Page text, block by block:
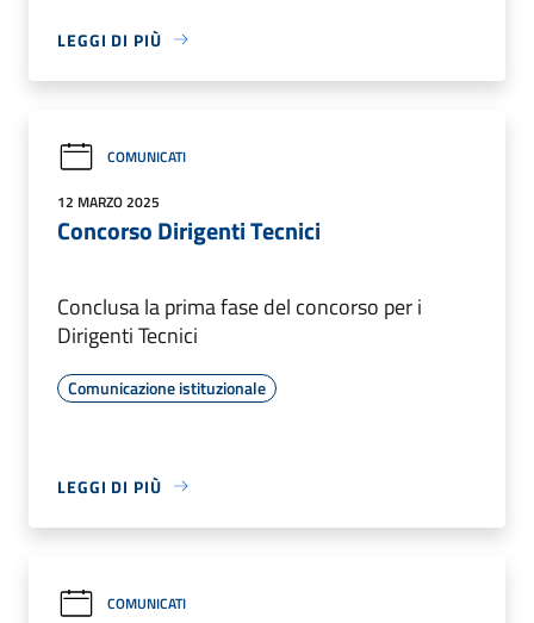
LEGGI DI PIÙ
COMUNICATI
12 MARZO 2025
Concorso Dirigenti Tecnici
Conclusa la prima fase del concorso per i
Dirigenti Tecnici
Comunicazione istituzionale
LEGGI DI PIÙ
COMUNICATI